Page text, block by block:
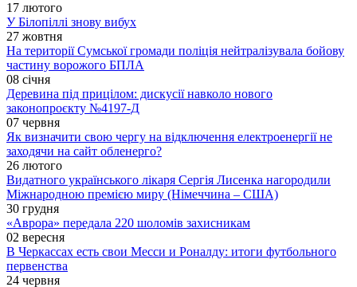
17 лютого
У Білопіллі знову вибух
27 жовтня
На території Сумської громади поліція нейтралізувала бойову
частину ворожого БПЛА
08 січня
Деревина під прицілом: дискусії навколо нового
законопроєкту №4197-Д
07 червня
Як визначити свою чергу на відключення електроенергії не
заходячи на сайт обленерго?
26 лютого
Видатного українського лікаря Сергія Лисенка нагородили
Міжнародною премією миру (Німеччина – США)
30 грудня
«Аврора» передала 220 шоломів захисникам
02 вересня
В Черкассах есть свои Месси и Роналду: итоги футбольного
первенства
24 червня